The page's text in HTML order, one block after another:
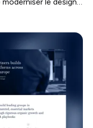
le design,
SEO.